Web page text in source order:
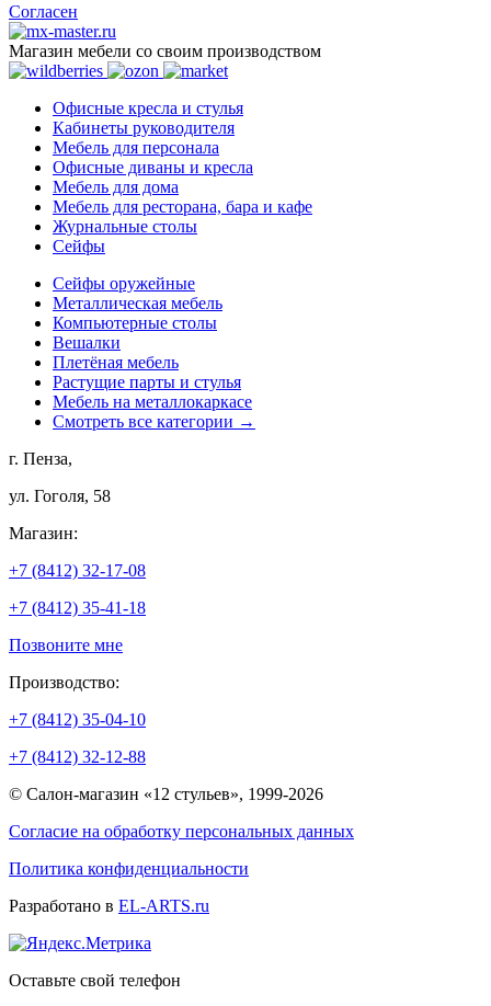
Согласен
Магазин мебели со своим производством
Офисные кресла и стулья
Кабинеты руководителя
Мебель для персонала
Офисные диваны и кресла
Мебель для дома
Мебель для ресторана, бара и кафе
Журнальные столы
Сейфы
Сейфы оружейные
Металлическая мебель
Компьютерные столы
Вешалки
Плетёная мебель
Растущие парты и стулья
Мебель на металлокаркасе
Смотреть все категории →
г. Пенза,
ул. Гоголя, 58
Магазин:
+7 (8412) 32-17-08
+7 (8412) 35-41-18
Позвоните мне
Производство:
+7 (8412) 35-04-10
+7 (8412) 32-12-88
© Салон-магазин «12 стульев», 1999-2026
Согласие на обработку персональных данных
Политика конфиденциальности
Разработано в EL-ARTS.ru
Оставьте свой телефон